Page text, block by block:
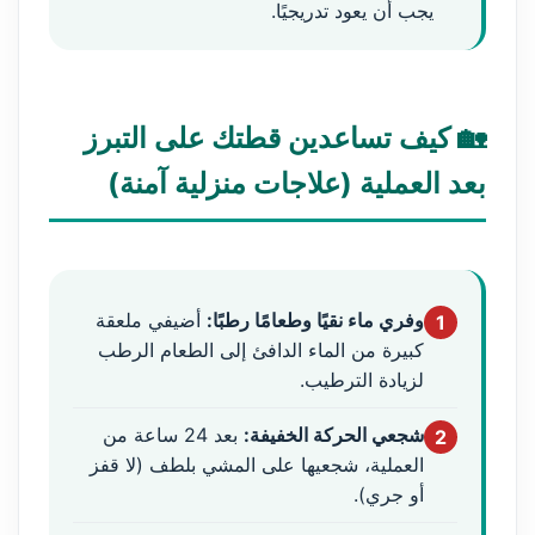
يجب أن يعود تدريجيًا.
🏡 كيف تساعدين قطتك على التبرز
بعد العملية (علاجات منزلية آمنة)
1 وفري ماء نقيًا وطعامًا رطبًا: أضيفي ملعقة
كبيرة من الماء الدافئ إلى الطعام الرطب
لزيادة الترطيب.
2 شجعي الحركة الخفيفة:
بعد 24 ساعة من
العملية، شجعيها على المشي بلطف (لا قفز
أو جري).